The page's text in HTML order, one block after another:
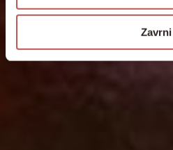
Zavrni